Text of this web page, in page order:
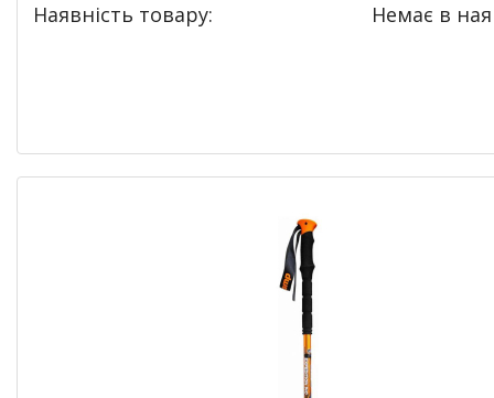
Наявність товару: Немає в